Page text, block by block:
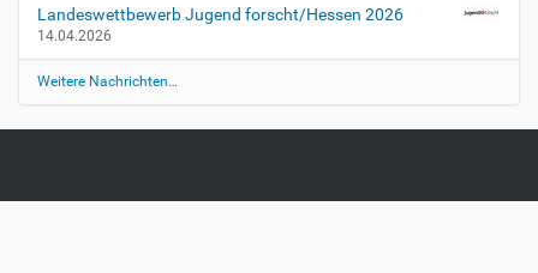
Landeswettbewerb Jugend forscht/Hessen 2026
14.04.2026
Weitere Nachrichten…